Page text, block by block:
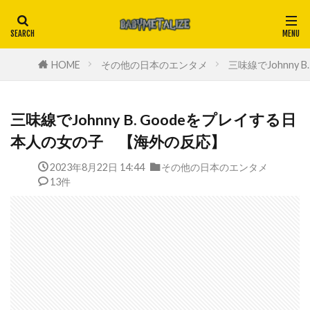
HOME その他の日本のエンタメ 三味線でJohnny
三味線でJohnny B. Goodeをプレイする日
本人の女の子 【海外の反応】
2023年8月22日 14:44
その他の日本のエンタメ
13件